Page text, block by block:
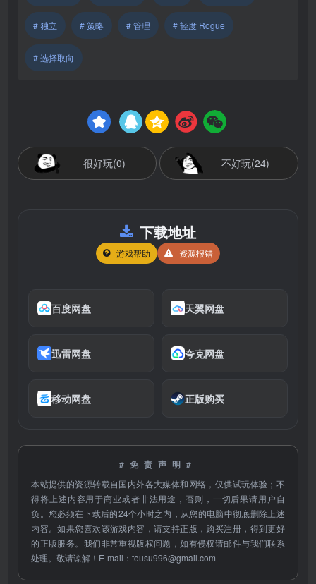
# 独立 # 策略 # 管理 # 轻度 Rogue
# 选择取向
很好玩(0) 不好玩(24)
下载地址
游戏帮助 资源报错
百度网盘 天翼网盘
迅雷网盘 夸克网盘
移动网盘 正版购买
#免责声明#
本站提供的资源转载自国内外各大媒体和网络，仅供试玩体验；不
得将上述内容用于商业或者非法用途，否则，一切后果请用户自
负。您必须在下载后的24个小时之内，从您的电脑中彻底删除上述
内容。如果您喜欢该游戏内容，请支持正版，购买注册，得到更好
的正版服务。我们非常重视版权问题，如有侵权请邮件与我们联系
处理。敬请谅解！E-mail：tousu996@gmail.com